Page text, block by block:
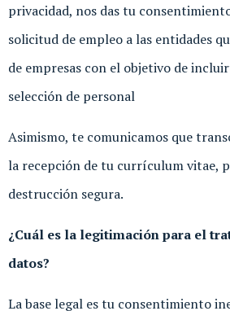
privacidad, nos das tu
solicitud de empleo a las entidades
de empresas con el objetivo de
selección de personal
Asimismo, te comunicamos que
la recepción de tu currículum vitae,
destrucción segura.
¿Cuál es la legitimación para el
datos?
La base legal es tu consentimiento